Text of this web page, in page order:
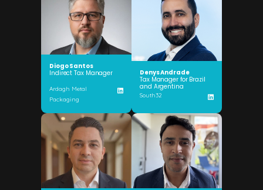
Diogo Santos
Indirect Tax Manager
Ardagh Metal
Packaging
Denys Andrade
Tax Manager for Brazil
and Argentina
South32